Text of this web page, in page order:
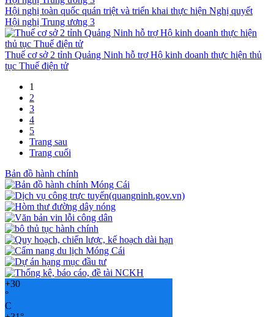
Hội nghị toàn quốc quán triệt và triển khai thực hiện Nghị quyết
Hội nghị Trung ương 3
Thuế cơ sở 2 tỉnh Quảng Ninh hỗ trợ Hộ kinh doanh thực hiện thủ
tục Thuế điện tử
1
2
3
4
5
Trang sau
Trang cuối
Bản đồ hành chính
+30
°
C